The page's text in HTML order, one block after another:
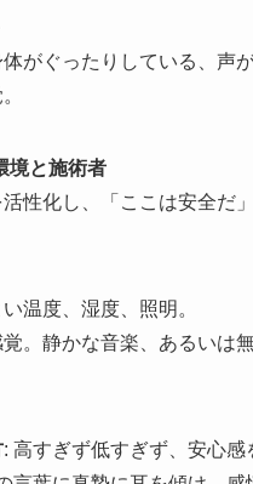
がぐったりしている、声
境と施術者
性化し、「ここは安全だ
温度、湿度、照明。
。静かな音楽、あるいは無
: 高すぎず低すぎず、安心感